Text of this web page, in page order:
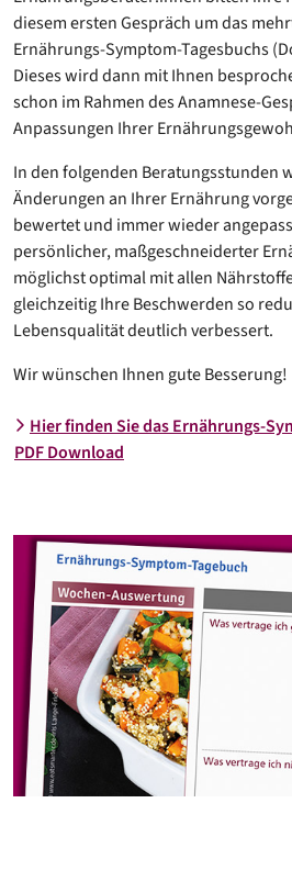
diesem ersten Gespräch um das
Ernährungs-Symptom-Tagesbuchs
Dieses wird dann mit Ihnen
schon im Rahmen des Anamnese-
Anpassungen Ihrer
In den folgenden Beratungsstunden
Änderungen an Ihrer Ernährung
bewertet und immer wieder
persönlicher, maßgeschneiderter
möglichst optimal mit allen
gleichzeitig Ihre Beschwerden so
Lebensqualität deutlich verbessert.
Wir wünschen Ihnen gute Besserung!
Hier finden Sie das Ernährungs-
PDF Download